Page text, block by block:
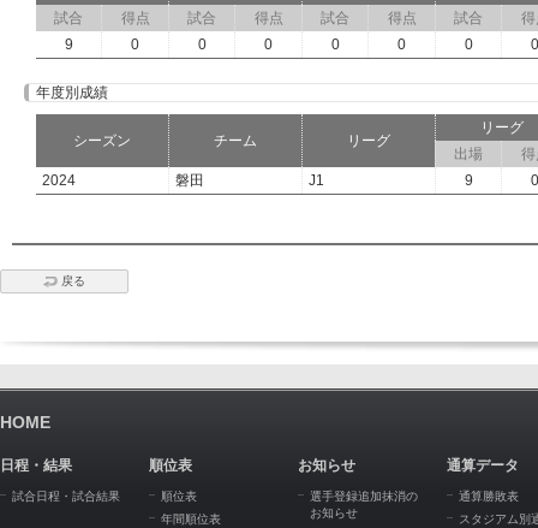
試合
得点 試合 得点 試合 得点 試合
得
9
0 0 0 0 0 0 0
年度別成績
シーズン チーム リーグ
リーグ
出場
得
2024
磐田 J1 9 0
戻る
HOME
日程・結果
試合日程・試合結果
順位表
順位表
年間順位表
お知らせ
選手登録追加抹消の
お知らせ
通算データ
通算勝敗表
スタジアム別